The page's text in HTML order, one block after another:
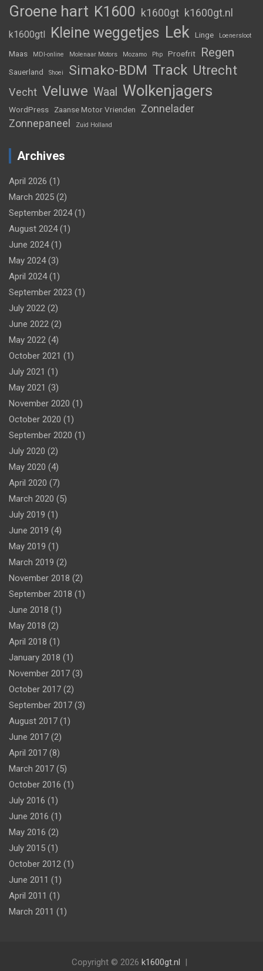
Groene hart K1600 k1600gt k1600gt.nl
k1600gtl Kleine weggetjes Lek Linge Loenersloot
Maas MDI-online Molenaar Motors Mozamo Php Proefrit Regen
Sauerland Shoei Simako-BDM Track Utrecht
Vecht Veluwe Waal Wolkenjagers
WordPress Zaanse Motor Vrienden
Zonnelader
Zonnepaneel
Zuid Holland
Archives
April 2026 (1)
March 2025 (2)
September 2024(1)
August 2024(1)
June 2024(1)
May 2024(3)
April 2024(1)
September 2023 (1)
July 2022 (2)
June 2022 (2)
May 2022 (4)
October 2021 (1)
July 2021 (1)
May 2021 (3)
November 2020 (1)
October 2020 (1)
September 2020 (1)
July 2020 (2)
May 2020 (4)
April 2020 (7)
March 2020 (5)
July 2019 (1)
June 2019 (4)
May 2019 (1)
March 2019 (2)
November 2018 (2)
September 2018 (1)
June 2018 (1)
May 2018 (2)
April 2018 (1)
January 2018 (1)
November 2017 (3)
October 2017 (2)
September 2017 (3)
August 2017 (1)
June 2017 (2)
April 2017 (8)
March 2017 (5)
October 2016 (1)
July 2016 (1)
June 2016 (1)
May 2016 (2)
July 2015 (1)
October 2012 (1)
June 2011 (1)
April 2011 (1)
March 2011 (1)
Copyright © 2026 k1600gt.nl